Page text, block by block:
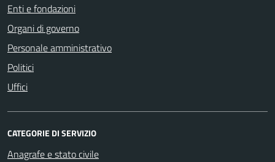
Enti e fondazioni
Organi di governo
Personale amministrativo
Politici
Uffici
CATEGORIE DI SERVIZIO
Anagrafe e stato civile